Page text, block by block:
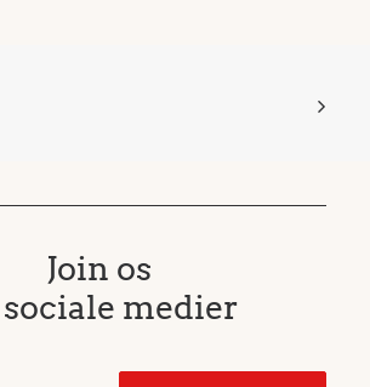
Join os
sociale medier